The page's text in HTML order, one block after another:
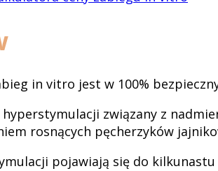
in vitro jest w 100%
związany z
rosnących pęcherzyków
pojawiają się do